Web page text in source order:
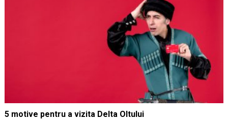
5 motive pentru a vizita Delta Oltului